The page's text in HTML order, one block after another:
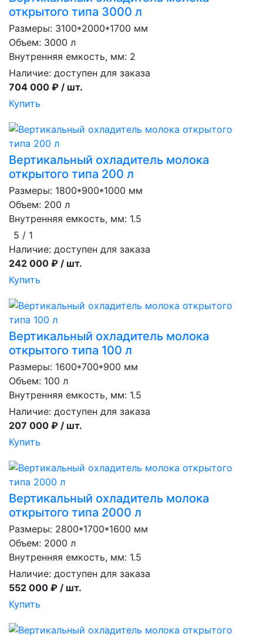
открытого типа 3000 л
Размеры: 3100*2000*1700 мм
Объем: 3000 л
Внутренняя емкость, мм: 2
Наличие: доступен для заказа
704 000 ₽ / шт.
Купить
Вертикальный охладитель молока
открытого типа 200 л
Размеры: 1800*900*1000 мм
Объем: 200 л
Внутренняя емкость, мм: 1.5
5 / 1
Наличие: доступен для заказа
242 000 ₽ / шт.
Купить
Вертикальный охладитель молока
открытого типа 100 л
Размеры: 1600*700*900 мм
Объем: 100 л
Внутренняя емкость, мм: 1.5
Наличие: доступен для заказа
207 000 ₽ / шт.
Купить
Вертикальный охладитель молока
открытого типа 2000 л
Размеры: 2800*1700*1600 мм
Объем: 2000 л
Внутренняя емкость, мм: 1.5
Наличие: доступен для заказа
552 000 ₽ / шт.
Купить